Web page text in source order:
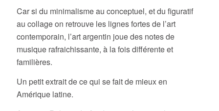
Car si du minimalisme au conceptuel, et du figuratif
au collage on retrouve les lignes fortes de l’art
contemporain, l’art argentin joue des notes de
musique rafraichissante, à la fois différente et
familières.
Un petit extrait de ce qui se fait de mieux en
Amérique latine.